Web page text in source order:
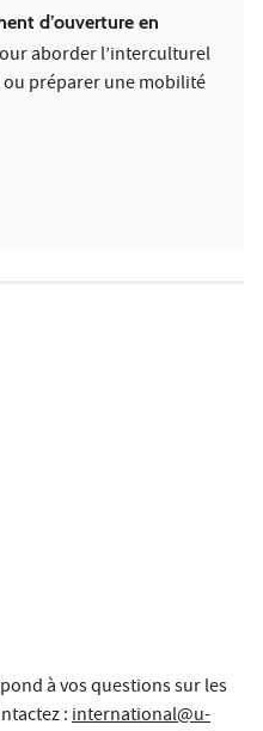
d’ouverture en
aborder l’interculturel
préparer une mobilité
à vos questions sur les
:international@u-